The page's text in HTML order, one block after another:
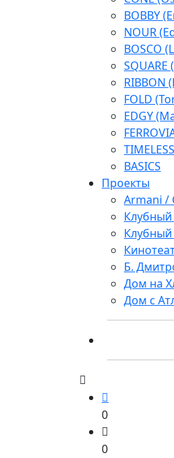
BOBBY
NOUR
BOSCO
SQUARE
RIBBON
FOLD
EDGY
TIMELESS
BASICS
Проекты
Armani /
Б.
Дом на
Дом с
0
0